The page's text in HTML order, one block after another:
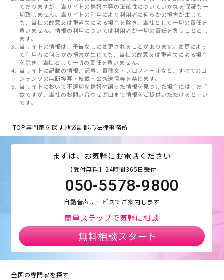
ておりますが、当サイトの情報内容の正確性についていかなる保証も一
切致しません。当サイトの利用により利用者に何らかの損害が生じて
も、当社の故意又は重過失による場合を除き、当社として一切の責任を
負いません。情報の利用については利用者が一切の責任を負うこととし
ます。
当サイトの情報は、予告なしに変更されることがあります。変更によっ
て利用者に何らかの損害が生じても、当社の故意又は重過失による場合
を除き、当社として一切の責任を負いません。
当サイトに記載の情報、記事、寄稿文・プロフィールなど、すべてのコ
ンテンツの無断複写・転載・公衆送信等を禁じます。
当サイトにおいて不適切な情報や誤った情報を見つけた場合には、お手
数ですが、当社のお問い合わせ窓口まで情報をご提供いただけると幸い
です。
TOP専門家を探す池袋副都心法律事務所
まずは、お気軽にお電話ください
【受付無料】24時間365日受付
050-5578-9800
自動音声サービスでご案内します
簡単ステップで気軽に相談
無料相談スタート
全国の専門家を探す